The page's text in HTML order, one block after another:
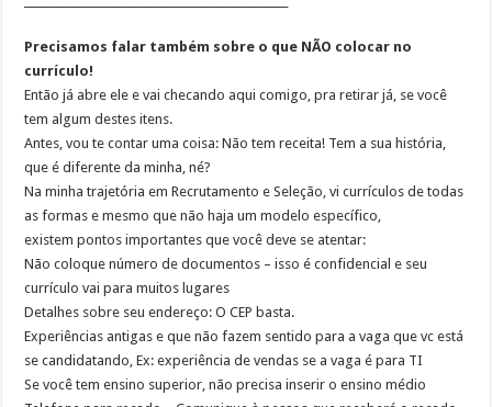
Precisamos falar também sobre o que NÃO colocar no
currículo!
Então já abre ele e vai checando aqui comigo, pra retirar já, se você
tem algum destes itens.
Antes, vou te contar uma coisa: Não tem receita! Tem a sua história,
que é diferente da minha, né?
Na minha trajetória em Recrutamento e Seleção, vi currículos de todas
as formas e mesmo que não haja um modelo específico,
existem pontos importantes que você deve se atentar:
Não coloque número de documentos – isso é confidencial e seu
currículo vai para muitos lugares
Detalhes sobre seu endereço: O CEP basta.
Experiências antigas e que não fazem sentido para a vaga que vc está
se candidatando, Ex: experiência de vendas se a vaga é para TI
Se você tem ensino superior, não precisa inserir o ensino médio